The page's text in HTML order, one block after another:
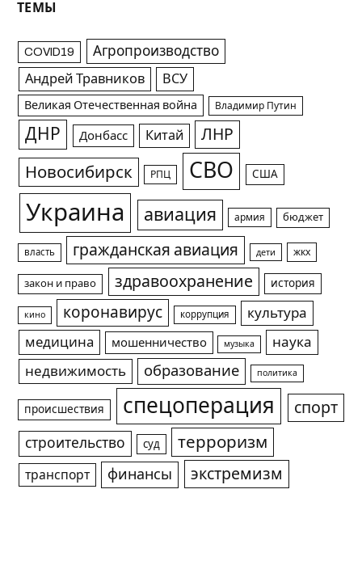
ТЕМЫ
COVID19 Агропроизводство
Андрей Травников ВСУ
Великая Отечественная война Владимир Путин
ДНР Донбасс Китай ЛНР
Новосибирск РПЦ СВО США
Украина авиация армия бюджет
власть гражданская авиация дети жкх
закон и право здравоохранение история
кино коронавирус коррупция
культура
медицина
мошенничество музыка
наука
недвижимость
образование политика
происшествия спецоперация спорт
строительство суд терроризм
транспорт финансы экстремизм